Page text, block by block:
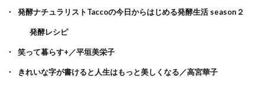
発酵ナチュラリストTaccoの今日からはじめる発酵生活 season２
発酵レシピ
笑って暮らす+／平垣美栄子
きれいな字が書けると人生はもっと美しくなる／高宮華子